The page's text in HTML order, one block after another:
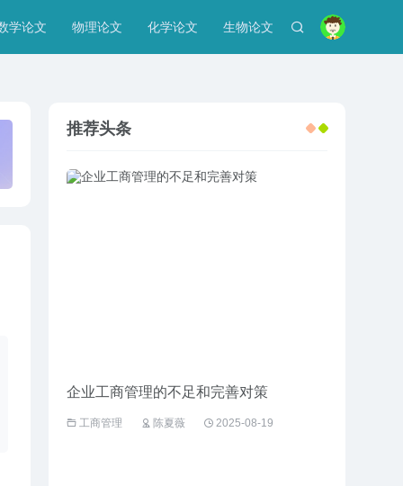
学论文 物理论文 化学论文 生物论文
推荐头条
企业工商管理的不足和完善对策
工商管理 陈夏薇 2025-08-19